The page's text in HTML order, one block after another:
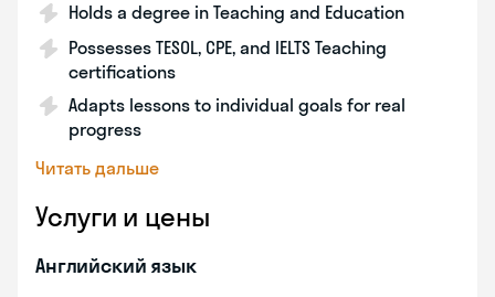
Holds a degree in Teaching and Education
Possesses TESOL, CPE, and IELTS Teaching
certifications
Adapts lessons to individual goals for real
progress
Читать дальше
Услуги и цены
Английский язык